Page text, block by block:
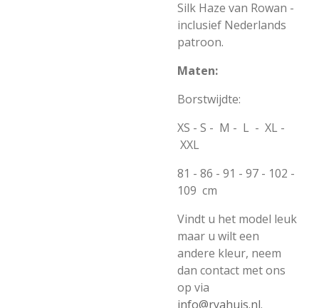
Silk Haze van Rowan -
inclusief Nederlands
patroon.
Maten:
Borstwijdte:
XS - S - M - L - XL -
XXL
81 - 86 - 91 - 97 - 102 -
109 cm
Vindt u het model leuk
maar u wilt een
andere kleur, neem
dan contact met ons
op via
info@ryahuis.nl.